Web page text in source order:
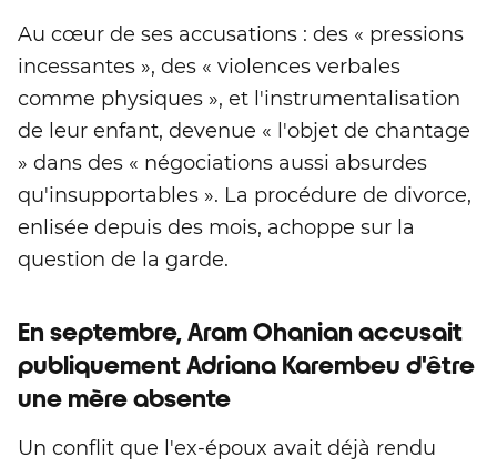
Au cœur de ses accusations : des « pressions
incessantes », des « violences verbales
comme physiques », et l'instrumentalisation
de leur enfant, devenue « l'objet de chantage
» dans des « négociations aussi absurdes
qu'insupportables ». La procédure de divorce,
enlisée depuis des mois, achoppe sur la
question de la garde.
En septembre, Aram Ohanian accusait
publiquement Adriana Karembeu d'être
une mère absente
Un conflit que l'ex-époux avait déjà rendu